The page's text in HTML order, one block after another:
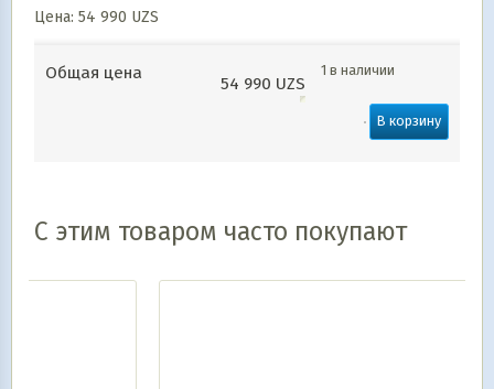
Цена: 54 990 UZS
Общая цена
54 990 UZS
1 в наличии
В корзину
С этим товаром часто покупают